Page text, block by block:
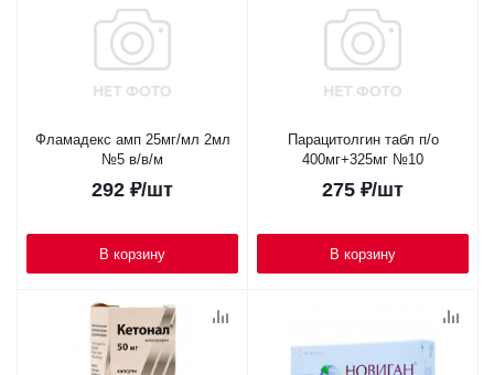
Фламадекс амп 25мг/мл 2мл
№5 в/в/м
292 ₽/шт
В корзину
Парацитолгин табл п/о
400мг+325мг №10
275 ₽/шт
В корзину